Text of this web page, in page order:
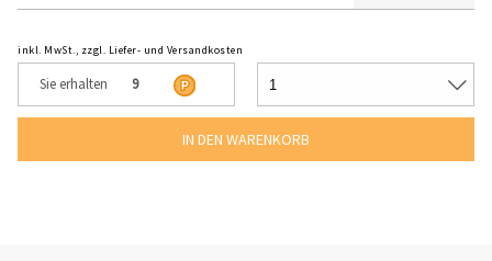
inkl. MwSt., zzgl. Liefer- und Versandkosten
Sie erhalten 9